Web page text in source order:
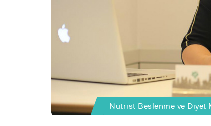
Nutrist Beslenme ve Diyet